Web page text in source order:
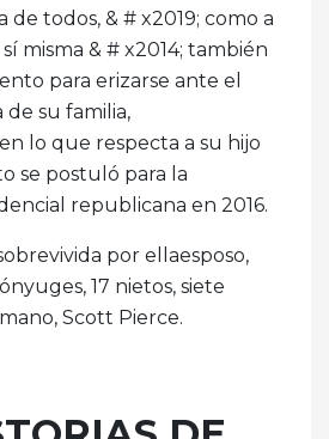
de todos, & # x2019; como a
misma & # x2014; también
para erizarse ante el
su familia,
lo que respecta a su hijo
se postuló para la
republicana en 2016.
por ellaesposo,
17 nietos, siete
Scott Pierce.